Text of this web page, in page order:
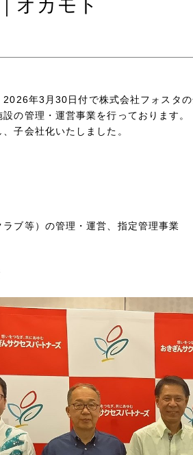
オカモト
年3月30日付で株式会社フォスタ
の管理・運営事業を行っております。
子会社化いたしました。
ブ等）の管理・運営、指定管理事業